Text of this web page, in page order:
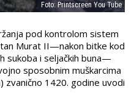
Foto: Printscreen You Tube
pod kontrolom sistem
Murat II—nakon bitke kod
sukoba i seljačkih buna—
sposobnim muškarcima
zvanično 1420. godine uvodi